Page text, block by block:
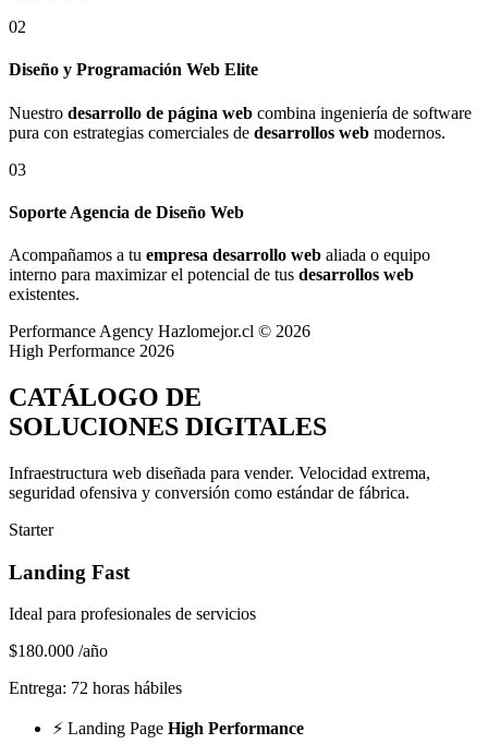
02
Diseño y Programación Web Elite
Nuestro desarrollo de página web combina ingeniería de software
pura con estrategias comerciales de desarrollos web modernos.
03
Soporte Agencia de Diseño Web
Acompañamos a tu empresa desarrollo web aliada o equipo
interno para maximizar el potencial de tus desarrollos web
existentes.
Performance Agency Hazlomejor.cl © 2026
High Performance 2026
CATÁLOGO DE
SOLUCIONES DIGITALES
Infraestructura web diseñada para vender. Velocidad extrema,
seguridad ofensiva y conversión como estándar de fábrica.
Starter
Landing Fast
Ideal para profesionales de servicios
$180.000 /año
Entrega: 72 horas hábiles
⚡ Landing Page High Performance